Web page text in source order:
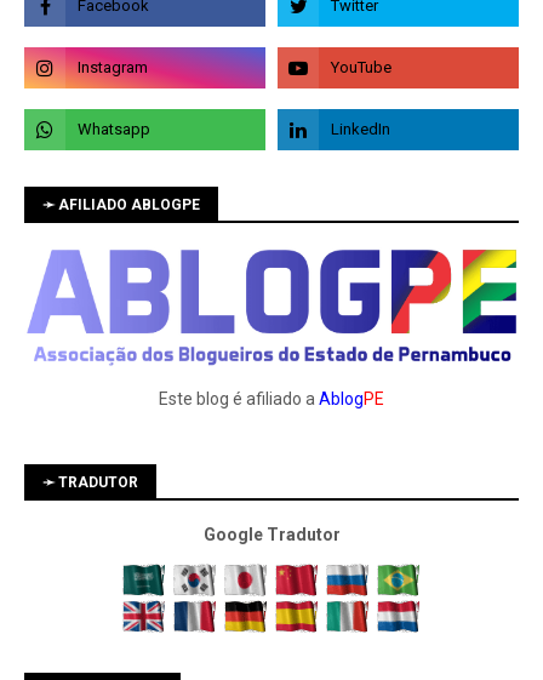
➛ AFILIADO ABLOGPE
Este blog é afiliado a AblogPE
➛ TRADUTOR
Google Tradutor